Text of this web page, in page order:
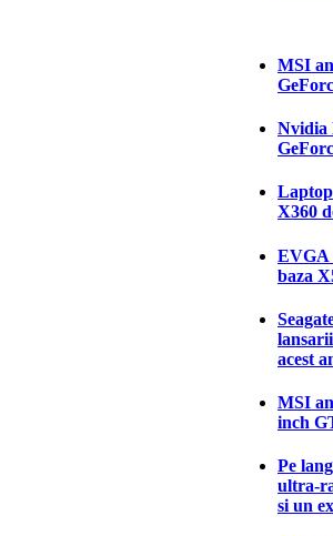
MSI
Nvidia
X360
EVGA
baza
acest
MSI
inch
Pe
ultra-
si un